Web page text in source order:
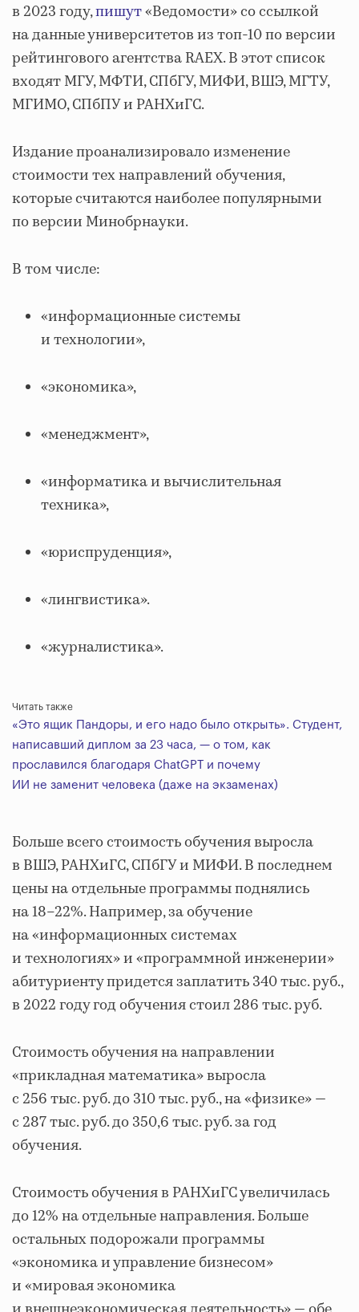
в 2023 году,пишут«Ведомости» со ссылкой
на данные университетов из топ-10 по версии
рейтингового агентства RAEX. В этот список
входят МГУ, МФТИ, СПбГУ, МИФИ, ВШЭ, МГТУ,
МГИМО, СПбПУ и РАНХиГС.
Издание проанализировало изменение
стоимости тех направлений обучения,
которые считаются наиболее популярными
по версии Минобрнауки.
В том числе:
«информационные системы
и технологии»,
«экономика»,
«менеджмент»,
«информатика и вычислительная
техника»,
«юриспруденция»,
«лингвистика».
«журналистика».
Читать также
«Это ящик Пандоры, и его надо было открыть». Студент,
написавший диплом за 23 часа, — о том, как
прославился благодаря ChatGPT и почему
ИИ не заменит человека (даже на экзаменах)
Больше всего стоимость обучения выросла
в ВШЭ, РАНХиГС, СПбГУ и МИФИ. В последнем
цены на отдельные программы поднялись
на 18–22%. Например, за обучение
на «информационных системах
и технологиях» и «программной инженерии»
абитуриенту придется заплатить 340 тыс. руб.,
в 2022 году год обучения стоил 286 тыс. руб.
Стоимость обучения на направлении
«прикладная математика» выросла
с 256 тыс. руб. до 310 тыс. руб., на «физике» —
с 287 тыс. руб. до 350,6 тыс. руб. за год
обучения.
Стоимость обучения в РАНХиГС увеличилась
до 12% на отдельные направления. Больше
остальных подорожали программы
«экономика и управление бизнесом»
и «мировая экономика